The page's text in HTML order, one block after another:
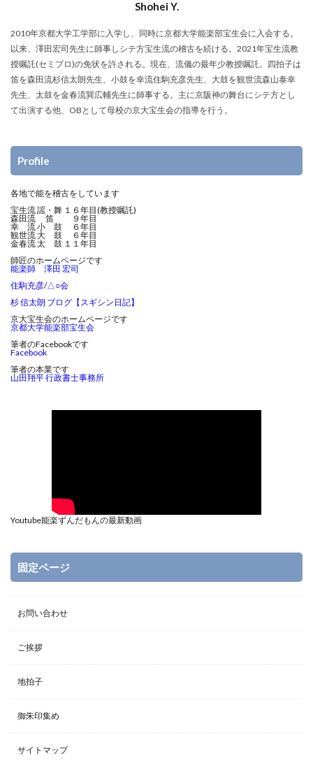
Shohei Y.
2010年京都大学工学部に入学し、同時に京都大学能楽部宝生会に入会する。
以来、澤田宏司先生に師事しシテ方宝生流の稽古を続ける。2021年宝生流教
授嘱託(セミプロ)の免状を許される。現在、流儀の最年少教授嘱託。四拍子は
笛を森田流杉信太朗先生、小鼓を幸流住駒充彦先生、大鼓を観世流森山泰幸
先生、太鼓を金春流巽広輔先生に師事する。主に京阪神の舞台にシテ方とし
て出演する他、OBとして母校の京大宝生会の指導を行う。
Profile
各地で能を稽古をしています
宝生流 謡・舞 １６年目(教授嘱託)
森田流 笛 ９年目
幸 流 小 鼓 ６年目
観世流 大 鼓 ６年目
金春流 太 鼓 １１年目
師匠のホームページです
能楽師 澤田 宏司
住駒充彦/△○会
杉 信太朗 ブログ【スギシン日記】
京大宝生会のホームページです
京都大学能楽部宝生会
筆者のFacebookです
Facebook
筆者の本業です
山田翔平 行政書士事務所
Youtube能楽ずんだもんの最新動画
固定ページ
お問い合わせ
ご挨拶
地拍子
御朱印集め
サイトマップ